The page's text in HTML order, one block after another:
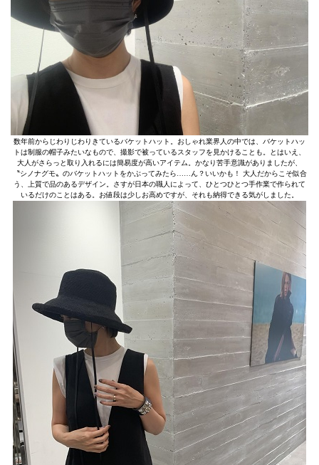
数年前からじわりじわりきているバケットハット。おしゃれ業界人の中では、バケットハッ
トは制服の帽子みたいなもので、撮影で被っているスタッフを見かけることも。とはいえ、
大人がさらっと取り入れるには簡易度が高いアイテム。かなり苦手意識がありましたが、
〝シノナグモ〟のバケットハットをかぶってみたら……ん？いいかも！ 大人だからこそ似合
う、上質で品のあるデザイン。さすが日本の職人によって、ひとつひとつ手作業で作られて
いるだけのことはある。お値段は少しお高めですが、それも納得できる気がしました。